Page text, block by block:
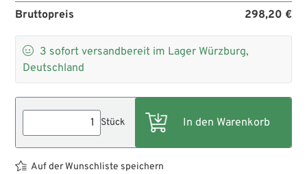
Bruttopreis
298,20 €
 3 sofort versandbereit im Lager Würzburg,
Deutschland
Stück
Auf der Wunschliste speichern